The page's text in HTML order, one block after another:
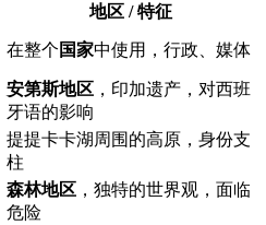
地区 / 特征
在整个 国家中使用，行政、媒体
安第斯地区 ，印加遗产，对西班
牙语的影响
提提卡卡湖周围的高原，身份支
柱
森林地区 ，独特的世界观，面临
危险